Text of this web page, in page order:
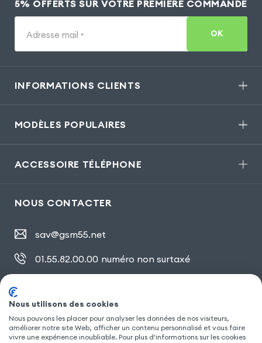
5% OFFERTS SUR VOTRE PREMIÈRE COMMANDE
Adresse mail * OK
INFORMATIONS CLIENTS
MODÈLES POPULAIRES
ACCESSOIRE TÉLÉPHONE
NOUS CONTACTER
sav@gsm55.net
01.55.82.00.00 numéro non surtaxé
SUIVEZ NOUS
Nous utilisons des cookies
Nous pouvons les placer pour analyser les données de nos visiteurs,
améliorer notre site Web, afficher un contenu personnalisé et vous faire
vivre une expérience inoubliable. Pour plus d'informations sur les cookies